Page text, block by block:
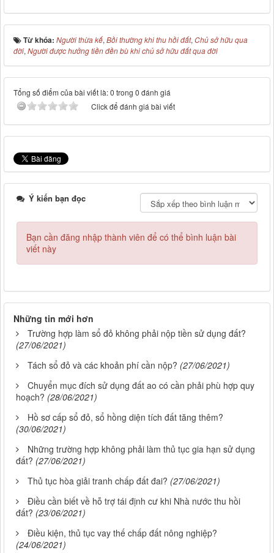
Từ khóa: Người thừa kế, Bồi thường khi thu hồi đất, Chủ sở hữu qua
đời, Người được hưởng tiền đền bù khi chủ sở hữu đất qua đời
Tổng số điểm của bài viết là: 0 trong 0 đánh giá
Click để đánh giá bài viết
Ý kiến bạn đọc
Bạn cần đăng nhập thành viên để có thể bình luận bài
viết này
Những tin mới hơn
Trường hợp làm sổ đỏ không phải nộp tiền sử dụng đất?
(27/06/2021)
Tách sổ đỏ và các khoản phí cần nộp? (27/06/2021)
Chuyển mục đích sử dụng đất ao có cần phải phù hợp quy
hoạch? (28/06/2021)
Hồ sơ cấp sổ đỏ, sổ hồng diện tích đất tăng thêm?
(30/06/2021)
Những trường hợp không phải làm thủ tục gia hạn sử dụng
đất? (27/06/2021)
Thủ tục hòa giải tranh chấp đất đai? (27/06/2021)
Điều cần biết về hỗ trợ tái định cư khi Nhà nước thu hồi
đất? (23/06/2021)
Điều kiện, thủ tục vay thế chấp đất nông nghiệp?
(24/06/2021)